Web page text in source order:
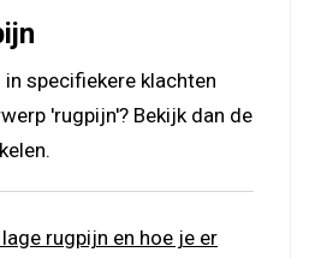
specifiekere klachten
'rugpijn'? Bekijk dan de
rugpijn en hoe je er